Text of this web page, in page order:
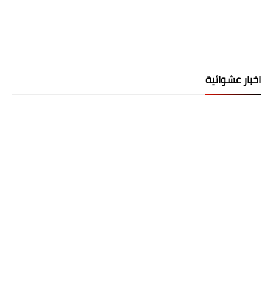
اخبار عشوائية